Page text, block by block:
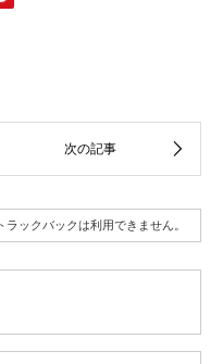
トラックバックは利用できません。